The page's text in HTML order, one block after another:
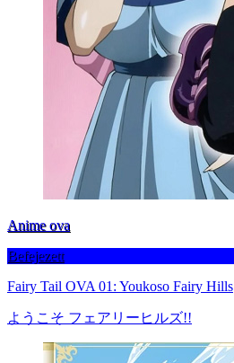
Anime ova
Befejezett
Fairy Tail OVA 01: Youkoso Fairy Hills
ようこそ フェアリーヒルズ!!